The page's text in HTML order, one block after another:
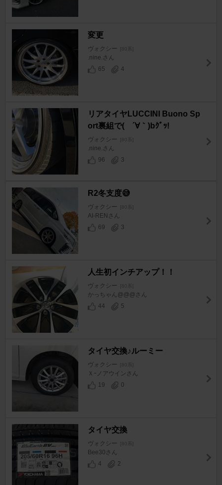
変更
ヴォクシー [80系]
.nine.さん
65
4
リアタイヤLUCCINI Buono Sp
ort裏組で( ´∀｀)bｸﾞｯ!
ヴォクシー [80系]
.nine.さん
96
3
R2冬支度😅
ヴォクシー [80系]
AI-RENさん
69
3
人生初インチアップ！！
ヴォクシー [80系]
かっちゃん@@@さん
44
5
タイヤ交換♪ルーミー
ヴォクシー [80系]
Ｘｰノアウインさん
19
0
タイヤ交換
ヴォクシー [80系]
Bee30さん
4
2